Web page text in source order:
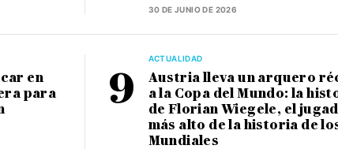
30 DE JUNIO DE 2026
en
para
ACTUALIDAD
Austria lleva un arquero
a la Copa del Mundo: la
de Florian Wiegele, el
más alto de la historia de
Mundiales